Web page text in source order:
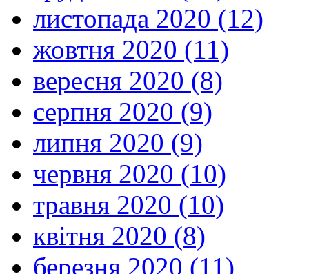
листопада 2020 (12)
жовтня 2020 (11)
вересня 2020 (8)
серпня 2020 (9)
липня 2020 (9)
червня 2020 (10)
травня 2020 (10)
квітня 2020 (8)
березня 2020 (11)